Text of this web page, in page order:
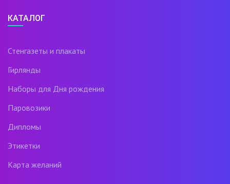
КАТАЛОГ
Стенгазеты и плакаты
Гирлянды
Наборы для Дня рождения
Паровозики
Дипломы
Этикетки
Карта желаний